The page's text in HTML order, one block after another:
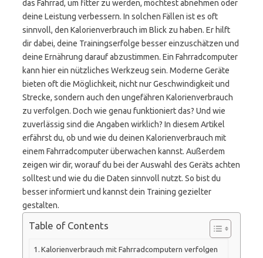
das Fahrrad, um fitter zu werden, möchtest abnehmen oder
deine Leistung verbessern. In solchen Fällen ist es oft
sinnvoll, den Kalorienverbrauch im Blick zu haben. Er hilft
dir dabei, deine Trainingserfolge besser einzuschätzen und
deine Ernährung darauf abzustimmen. Ein Fahrradcomputer
kann hier ein nützliches Werkzeug sein. Moderne Geräte
bieten oft die Möglichkeit, nicht nur Geschwindigkeit und
Strecke, sondern auch den ungefähren Kalorienverbrauch
zu verfolgen. Doch wie genau funktioniert das? Und wie
zuverlässig sind die Angaben wirklich? In diesem Artikel
erfährst du, ob und wie du deinen Kalorienverbrauch mit
einem Fahrradcomputer überwachen kannst. Außerdem
zeigen wir dir, worauf du bei der Auswahl des Geräts achten
solltest und wie du die Daten sinnvoll nutzt. So bist du
besser informiert und kannst dein Training gezielter
gestalten.
Table of Contents
Kalorienverbrauch mit Fahrradcomputern verfolgen